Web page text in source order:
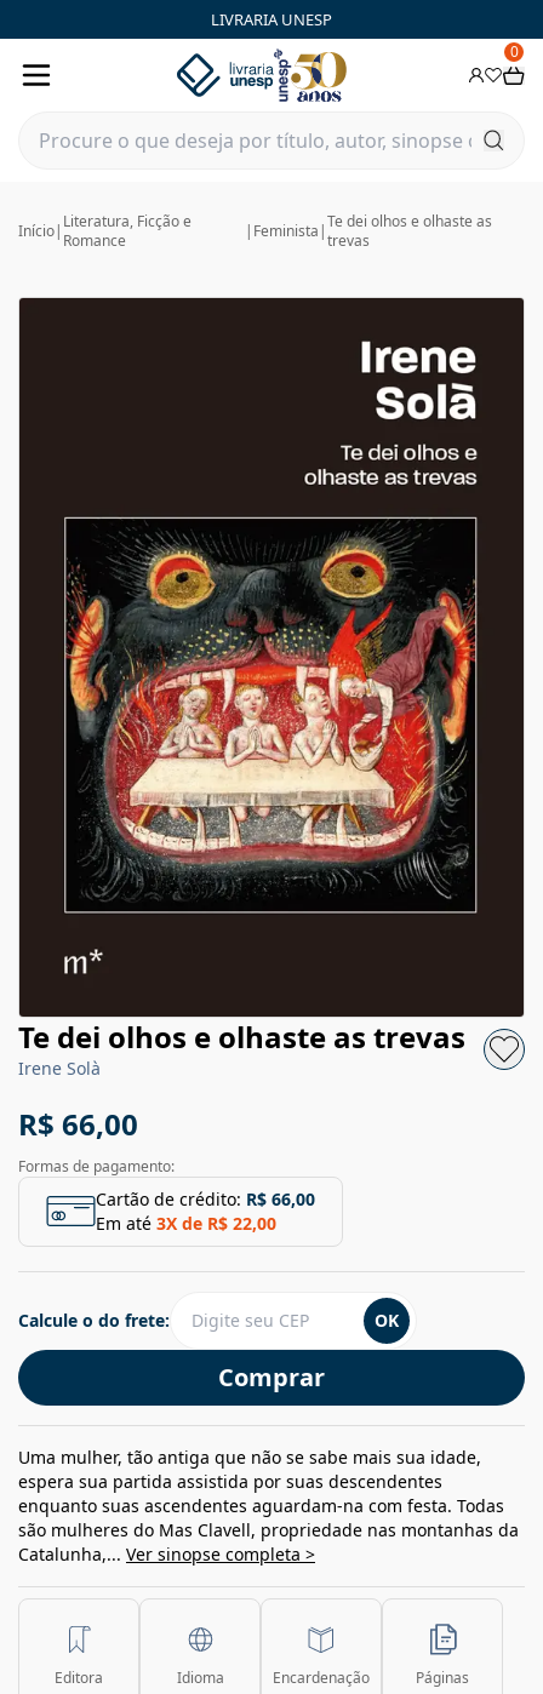
LIVRARIA UNESP
0
Início| Literatura, Ficção e
Romance
| Feminista | Te dei olhos e olhaste as
trevas
Te dei olhos e olhaste as trevas
Irene Solà
R$ 66,00
Formas de pagamento:
Cartão de crédito: R$ 66,00
Em até 3X de R$ 22,00
Comprar
Calcule o do frete: OK
Uma mulher, tão antiga que não se sabe mais sua idade,
espera sua partida assistida por suas descendentes
enquanto suas ascendentes aguardam-na com festa. Todas
são mulheres do Mas Clavell, propriedade nas montanhas da
Catalunha,... Ver sinopse completa >
Editora Idioma Encardenação Páginas